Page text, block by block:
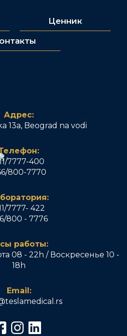
Ценник
Адрес:
13a, Beograd na vodi
7777-400
800-7770
7777- 422
800 - 7776
работы:
08 - 22h / Воскресенье 10 -
18h
Email: